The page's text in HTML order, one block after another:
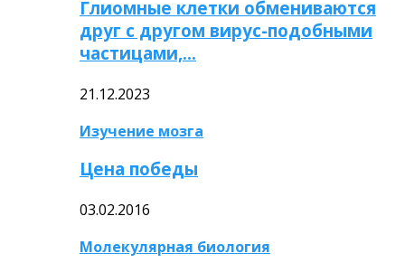
Глиомные клетки обмениваются
друг с другом вирус-подобными
частицами,…
21.12.2023
Изучение мозга
Цена победы
03.02.2016
Молекулярная биология